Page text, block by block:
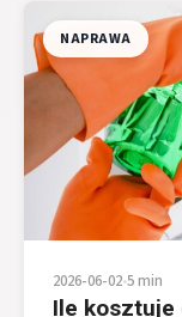
NAPRAWA
2026-06-02•5 min
Ile